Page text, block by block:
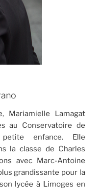
Mariamielle Lamagat
au Conservatoire de
enfance. Elle
la classe de Charles
avec Marc-Antoine
grandissante pour la
lycée à Limoges en